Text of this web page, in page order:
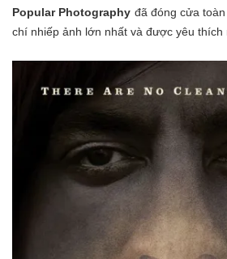
Popular Photography đã đóng cửa
chí nhiếp ảnh lớn nhất và được yêu thích